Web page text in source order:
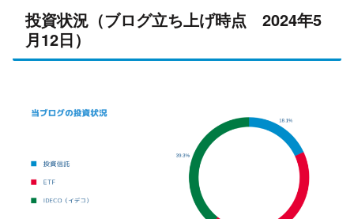
投資状況（ブログ立ち上げ時点 2024年5
月12日）